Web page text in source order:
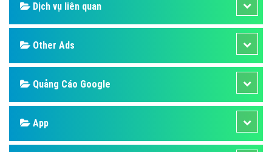
Dịch vụ liên quan
Other Ads
Quảng Cáo Google
App